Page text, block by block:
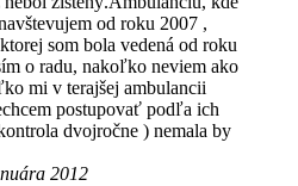
od roku 2007 ,
som bola vedená od roku
o radu, nakoľko neviem ako
mi v terajšej ambulancii
postupovať podľa ich
dvojročne ) nemala by
2012